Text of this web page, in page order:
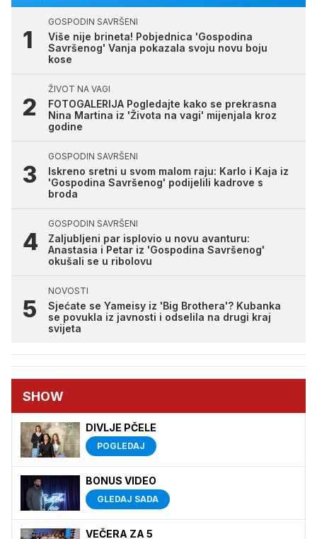
GOSPODIN SAVRŠENI
Više nije brineta! Pobjednica 'Gospodina
Savršenog' Vanja pokazala svoju novu boju
kose
ŽIVOT NA VAGI
FOTOGALERIJA Pogledajte kako se prekrasna
Nina Martina iz 'Života na vagi' mijenjala kroz
godine
GOSPODIN SAVRŠENI
Iskreno sretni u svom malom raju: Karlo i Kaja iz
'Gospodina Savršenog' podijelili kadrove s
broda
GOSPODIN SAVRŠENI
Zaljubljeni par isplovio u novu avanturu:
Anastasia i Petar iz 'Gospodina Savršenog'
okušali se u ribolovu
NOVOSTI
Sjećate se Yameisy iz 'Big Brothera'? Kubanka
se povukla iz javnosti i odselila na drugi kraj
svijeta
SHOW
DIVLJE PČELE
POGLEDAJ
BONUS VIDEO
GLEDAJ SADA
VEČERA ZA 5